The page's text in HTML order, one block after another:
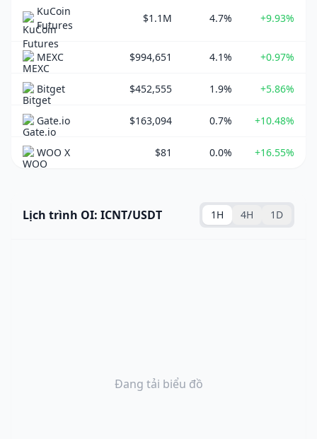
KuCoin
Futures
$1.1M 4.7% +9.93%
MEXC $994,651 4.1% +0.97%
Bitget $452,555 1.9% +5.86%
Gate.io $163,094 0.7% +10.48%
WOO X $81 0.0% +16.55%
Lịch trình OI: ICNT/USDT 1H 4H 1D
Đang tải biểu đồ